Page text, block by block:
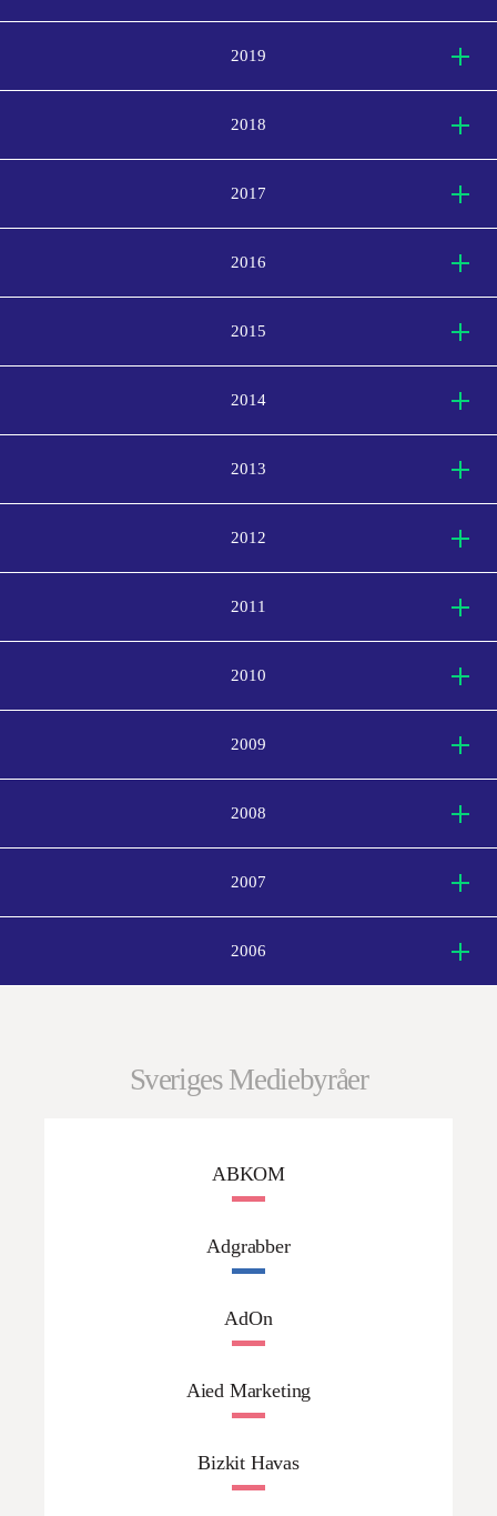
2019
2018
2017
2016
2015
2014
2013
2012
2011
2010
2009
2008
2007
2006
Sveriges Mediebyråer
ABKOM
Adgrabber
AdOn
Aied Marketing
Bizkit Havas